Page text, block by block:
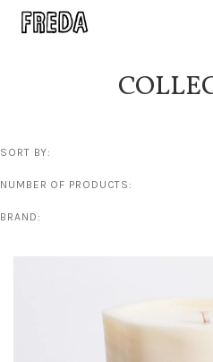
SORT BY:
NUMBER OF PRODUCTS:
BRAND: